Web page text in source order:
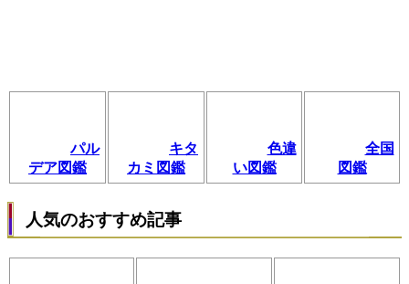
パル
デア図鑑
キタ
カミ図鑑
色違
い図鑑
全国
図鑑
人気のおすすめ記事